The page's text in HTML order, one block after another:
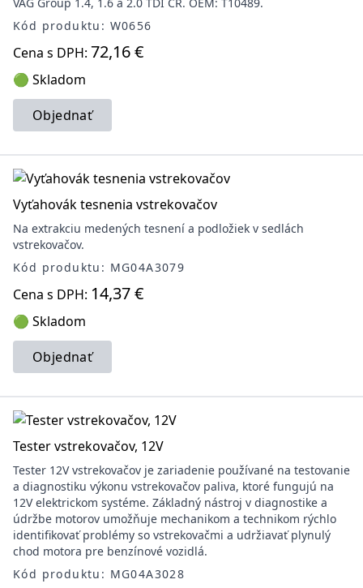
Kód produktu: W0656
Cena s DPH: 72,16 €
🟢 Skladom
Objednať
Vyťahovák tesnenia vstrekovačov
Na extrakciu medených tesnení a podložiek v sedlách
vstrekovačov.
Kód produktu: MG04A3079
Cena s DPH: 14,37 €
🟢 Skladom
Objednať
Tester vstrekovačov, 12V
Tester 12V vstrekovačov je zariadenie používané na testovanie
a diagnostiku výkonu vstrekovačov paliva, ktoré fungujú na
12V elektrickom systéme. Základný nástroj v diagnostike a
údržbe motorov umožňuje mechanikom a technikom rýchlo
identifikovať problémy so vstrekovačmi a udržiavať plynulý
chod motora pre benzínové vozidlá.
Kód produktu: MG04A3028